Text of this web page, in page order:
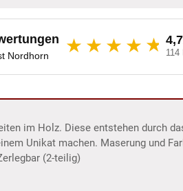
Nordhorn ★★★★ ★ 114
im Holz. Diese entstehen durch
Unikat machen. Maserung und
(2-teilig)